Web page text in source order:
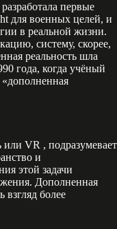
первые
для военных целей, и
в реальной жизни.
систему, скорее,
реальность шла
года, когда учёный
или VR , подразумевает
и
этой задачи
Дополненная
взгляд более